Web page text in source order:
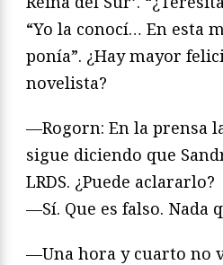
“Yo la conocí… En esta
ponía”. ¿Hay mayor
novelista?
—Rogorn: En la prensa
sigue diciendo que
LRDS. ¿Puede aclararlo?
—Sí. Que es falso. Nada
—Una hora y cuarto no